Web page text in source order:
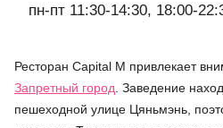
пн-пт 11:30-14:30, 18:00-
Ресторан Capital M привлекает
Запретный город . Заведение
пешеходной улице Цяньмэнь,